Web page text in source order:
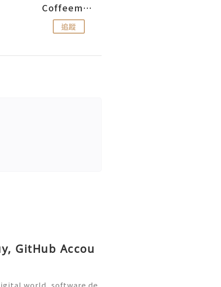
Coffeemeetjojo
追蹤
GitHub Accou
world, software de